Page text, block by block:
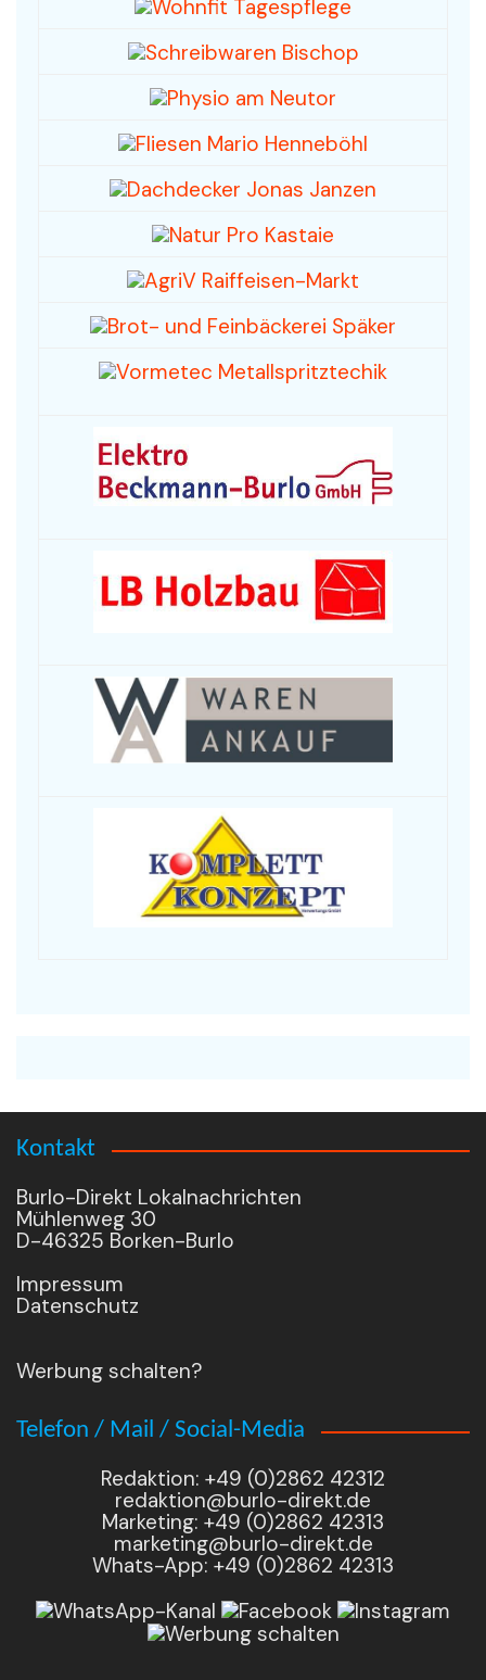
Kontakt
Burlo-Direkt Lokalnachrichten
Mühlenweg 30
D-46325 Borken-Burlo
Impressum
Datenschutz
Werbung schalten?
Telefon / Mail / Social-Media
Redaktion: +49 (0)2862 42312
redaktion@burlo-direkt.de
Marketing: +49 (0)2862 42313
marketing@burlo-direkt.de
Whats-App: +49 (0)2862 42313